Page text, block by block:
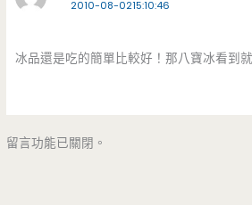
2010-08-0215:10:46
冰品還是吃的簡單比較好！那八寶冰看到
留言功能已關閉。